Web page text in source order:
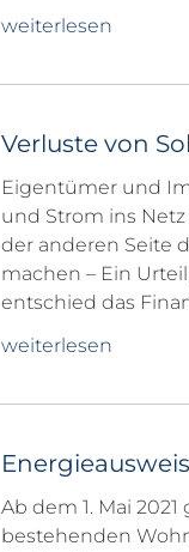
weiterlesen
Verluste von
Eigentümer und
und Strom ins
der anderen Seite
machen – Ein
entschied das
weiterlesen
Ab dem 1. Mai
bestehenden